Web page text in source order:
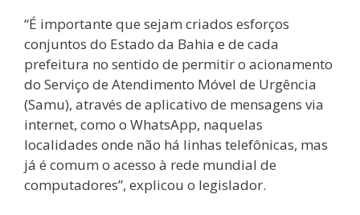
“É importante que sejam criados esforços
conjuntos do Estado da Bahia e de cada
prefeitura no sentido de permitir o acionamento
do Serviço de Atendimento Móvel de Urgência
(Samu), através de aplicativo de mensagens via
internet, como o WhatsApp, naquelas
localidades onde não há linhas telefônicas, mas
já é comum o acesso à rede mundial de
computadores”, explicou o legislador.